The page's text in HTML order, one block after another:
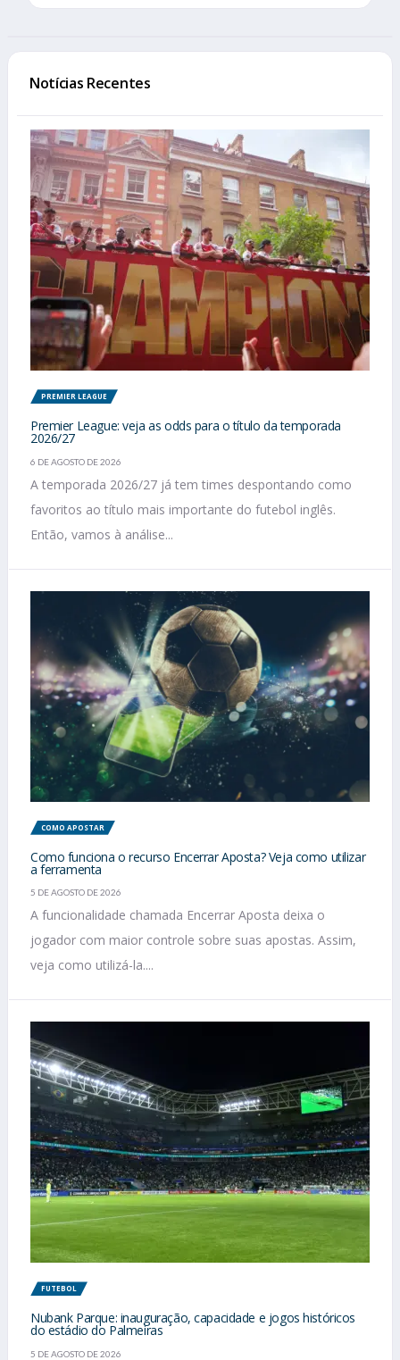
Notícias Recentes
PREMIER LEAGUE
Premier League: veja as odds para o título da temporada
2026/27
6 DE AGOSTO DE 2026
A temporada 2026/27 já tem times despontando como
favoritos ao título mais importante do futebol inglês.
Então, vamos à análise...
COMO APOSTAR
Como funciona o recurso Encerrar Aposta? Veja como utilizar
a ferramenta
5 DE AGOSTO DE 2026
A funcionalidade chamada Encerrar Aposta deixa o
jogador com maior controle sobre suas apostas. Assim,
veja como utilizá-la....
FUTEBOL
Nubank Parque: inauguração, capacidade e jogos históricos
do estádio do Palmeiras
5 DE AGOSTO DE 2026